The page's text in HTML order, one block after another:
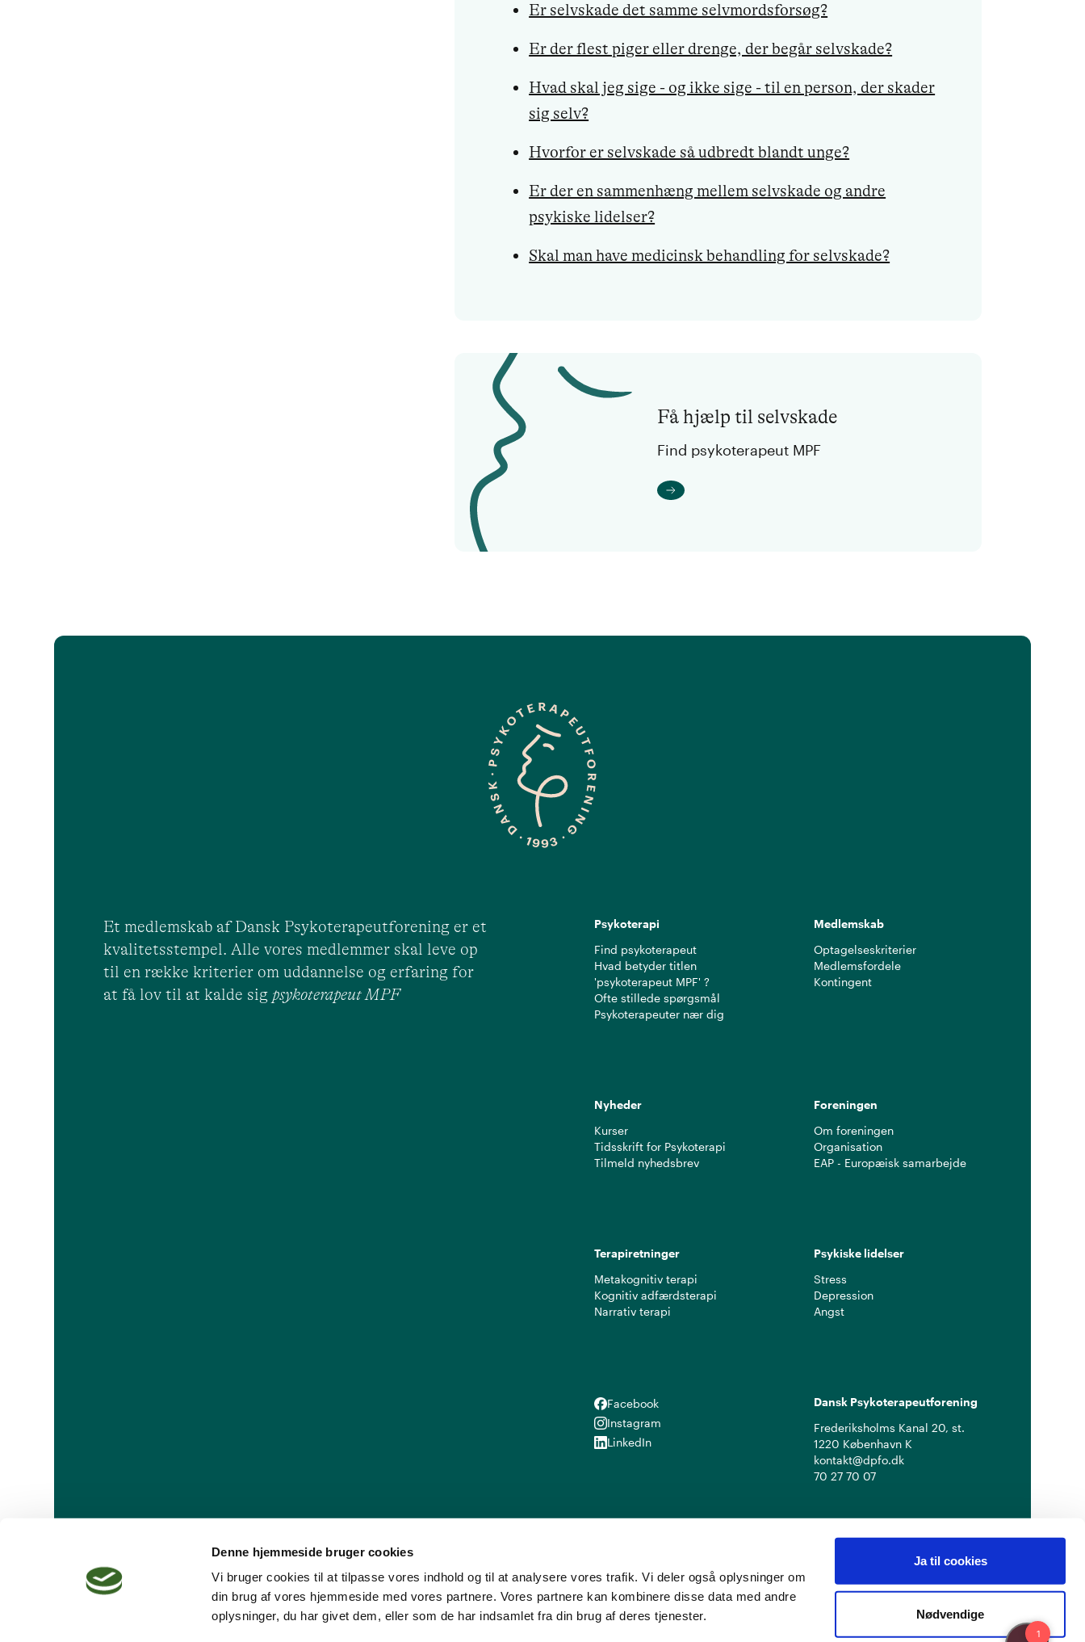
Denne hjemmeside bruger cookies
Vi bruger cookies til at tilpasse vores indhold og til at analysere vores trafik. Vi deler også oplysninger om
din brug af vores hjemmeside med vores partnere. Vores partnere kan kombinere disse data med andre
oplysninger, du har givet dem, eller som de har indsamlet fra din brug af deres tjenester.
Ja til cookies
Nødvendige
Er selvskade det samme selvmordsforsøg?
Er der flest piger eller drenge, der begår selvskade?
Hvad skal jeg sige - og ikke sige - til en person, der skader
sig selv?
Hvorfor er selvskade så udbredt blandt unge?
Er der en sammenhæng mellem selvskade og andre
psykiske lidelser?
Skal man have medicinsk behandling for selvskade?
Få hjælp til selvskade
Find psykoterapeut MPF
Et medlemskab af Dansk Psykoterapeutforening er et
kvalitetsstempel. Alle vores medlemmer skal leve op
til en række kriterier om uddannelse og erfaring for
at få lov til at kalde sig psykoterapeut MPF
Psykoterapi
Find psykoterapeut
Hvad betyder titlen
'psykoterapeut MPF' ?
Ofte stillede spørgsmål
Psykoterapeuter nær dig
Medlemskab
Optagelseskriterier
Medlemsfordele
Kontingent
Nyheder
Kurser
Tidsskrift for Psykoterapi
Tilmeld nyhedsbrev
Foreningen
Om foreningen
Organisation
EAP - Europæisk samarbejde
Terapiretninger
Metakognitiv terapi
Kognitiv adfærdsterapi
Narrativ terapi
Psykiske lidelser
Stress
Depression
Angst
Facebook
Facebook
Instagram
Instagram
LinkedIn
LinkedIn
Dansk Psykoterapeutforening
Frederiksholms Kanal 20, st.
1220 København K
kontakt@dpfo.dk
70 27 70 07
Dansk Psykoterapeutforening Cookiepolitik